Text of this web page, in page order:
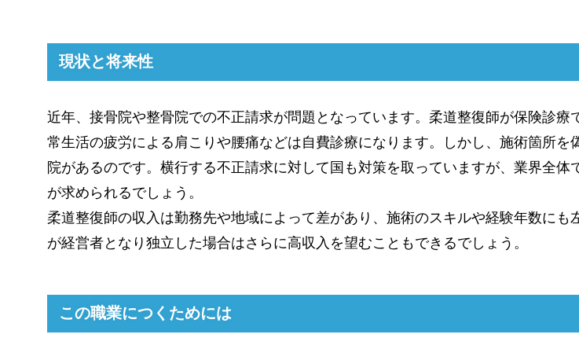
現状と将来性
近年、接骨院や整骨院での不正請求が問題となっています。柔道整復師が保険診
常生活の疲労による肩こりや腰痛などは自費診療になります。しかし、施術箇所
院があるのです。横行する不正請求に対して国も対策を取っていますが、業界全
が求められるでしょう。
柔道整復師の収入は勤務先や地域によって差があり、施術のスキルや経験年数に
が経営者となり独立した場合はさらに高収入を望むこともできるでしょう。
この職業につくためには